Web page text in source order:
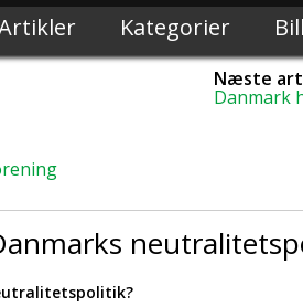
Kategorier
Næste
Danmark